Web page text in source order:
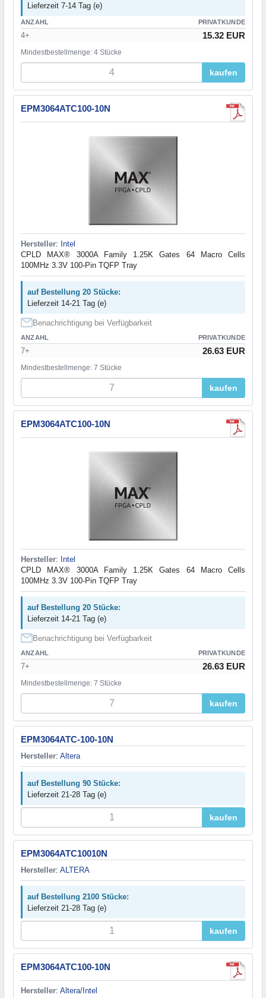
Lieferzeit 7-14 Tag (e)
ANZAHL PRIVATKUNDE
4+ 15.32 EUR
Mindestbestellmenge: 4 Stücke
kaufen
EPM3064ATC100-10N
Hersteller: Intel
CPLD MAX® 3000A Family 1.25K Gates 64 Macro Cells
100MHz 3.3V 100-Pin TQFP Tray
auf Bestellung 20 Stücke:
Lieferzeit 14-21 Tag (e)
Benachrichtigung bei Verfügbarkeit
ANZAHL PRIVATKUNDE
7+ 26.63 EUR
Mindestbestellmenge: 7 Stücke
kaufen
EPM3064ATC100-10N
Hersteller: Intel
CPLD MAX® 3000A Family 1.25K Gates 64 Macro Cells
100MHz 3.3V 100-Pin TQFP Tray
auf Bestellung 20 Stücke:
Lieferzeit 14-21 Tag (e)
Benachrichtigung bei Verfügbarkeit
ANZAHL PRIVATKUNDE
7+ 26.63 EUR
Mindestbestellmenge: 7 Stücke
kaufen
EPM3064ATC-100-10N
Hersteller: Altera
auf Bestellung 90 Stücke:
Lieferzeit 21-28 Tag (e)
kaufen
EPM3064ATC10010N
Hersteller: ALTERA
auf Bestellung 2100 Stücke:
Lieferzeit 21-28 Tag (e)
kaufen
EPM3064ATC100-10N
Hersteller: Altera/Intel